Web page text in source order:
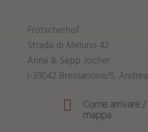
Frötscherhof
Strada di Meluno 42
Anna & Sepp Jocher
I-39042 Bressanone/S. Andrea
 Come arrivare /
mappa